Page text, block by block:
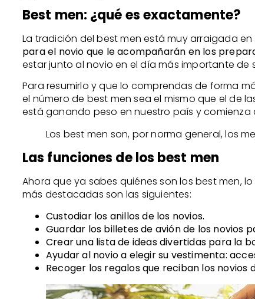
Best men: ¿qué es exactamente?
La tradición del best men está muy arraigada
para el novio que le acompañarán en los
estar junto al novio en el día más importante de
Para resumirlo y que lo comprendas de forma
el número de best men sea el mismo que el de
está ganando peso en nuestro país y comienza
Los best men son, por norma general, los
Las funciones de los best men
Ahora que ya sabes quiénes son los best men,
más destacadas son las siguientes:
Custodiar los anillos de los novios.
Guardar los billetes de avión de los novios
Crear una lista de ideas divertidas para la
Ayudar al novio a elegir su vestimenta:
Recoger los regalos que reciban los novios